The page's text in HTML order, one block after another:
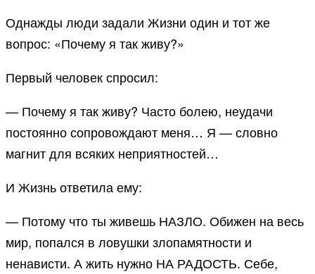
Однажды люди задали Жизни один и тот же
вопрос: «Почему я так живу?»
Первый человек спросил:
— Почему я так живу? Часто болею, неудачи
постоянно сопровождают меня… Я — словно
магнит для всяких неприятностей…
И Жизнь ответила ему:
— Потому что ты живешь НАЗЛО. Обижен на весь
мир, попался в ловушки злопамятности и
ненависти. А жить нужно НА РАДОСТЬ. Себе,